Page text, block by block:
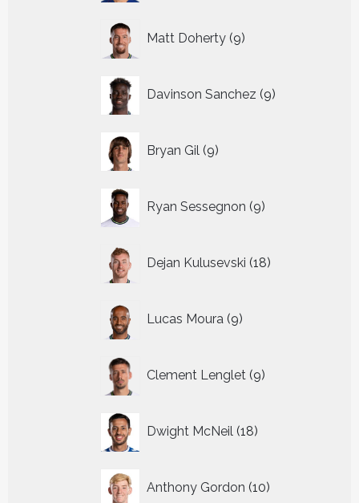
Matt Doherty 9
producten
Davinson Sanchez 9
producten
Bryan Gil 9
producten
Ryan Sessegnon 9
producten
Dejan Kulusevski 18
producten
Lucas Moura 9
producten
Clement Lenglet 9
producten
Dwight McNeil 18
producten
Anthony Gordon 10
producten